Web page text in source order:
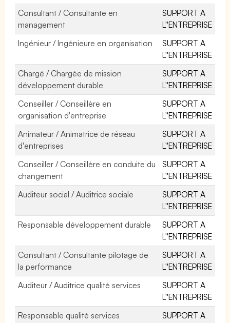
Consultant / Consultante en
management
SUPPORT A
L''ENTREPRISE
Ingénieur / Ingénieure en organisation
SUPPORT A
L''ENTREPRISE
Chargé / Chargée de mission
développement durable
SUPPORT A
L''ENTREPRISE
Conseiller / Conseillère en
organisation d'entreprise
SUPPORT A
L''ENTREPRISE
Animateur / Animatrice de réseau
d'entreprises
SUPPORT A
L''ENTREPRISE
Conseiller / Conseillère en conduite du
changement
SUPPORT A
L''ENTREPRISE
Auditeur social / Auditrice sociale
SUPPORT A
L''ENTREPRISE
Responsable développement durable
SUPPORT A
L''ENTREPRISE
Consultant / Consultante pilotage de
la performance
SUPPORT A
L''ENTREPRISE
Auditeur / Auditrice qualité services
SUPPORT A
L''ENTREPRISE
Responsable qualité services
SUPPORT A